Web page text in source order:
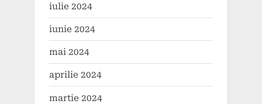
iulie 2024
iunie 2024
mai 2024
aprilie 2024
martie 2024